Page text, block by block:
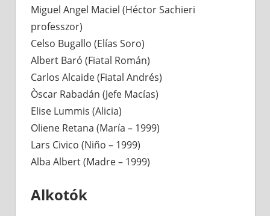
Miguel Angel Maciel (Héctor Sachieri
professzor)
Celso Bugallo (Elías Soro)
Albert Baró (Fiatal Román)
Carlos Alcaide (Fiatal Andrés)
Òscar Rabadán (Jefe Macías)
Elise Lummis (Alicia)
Oliene Retana (María – 1999)
Lars Civico (Niño – 1999)
Alba Albert (Madre – 1999)
Alkotók